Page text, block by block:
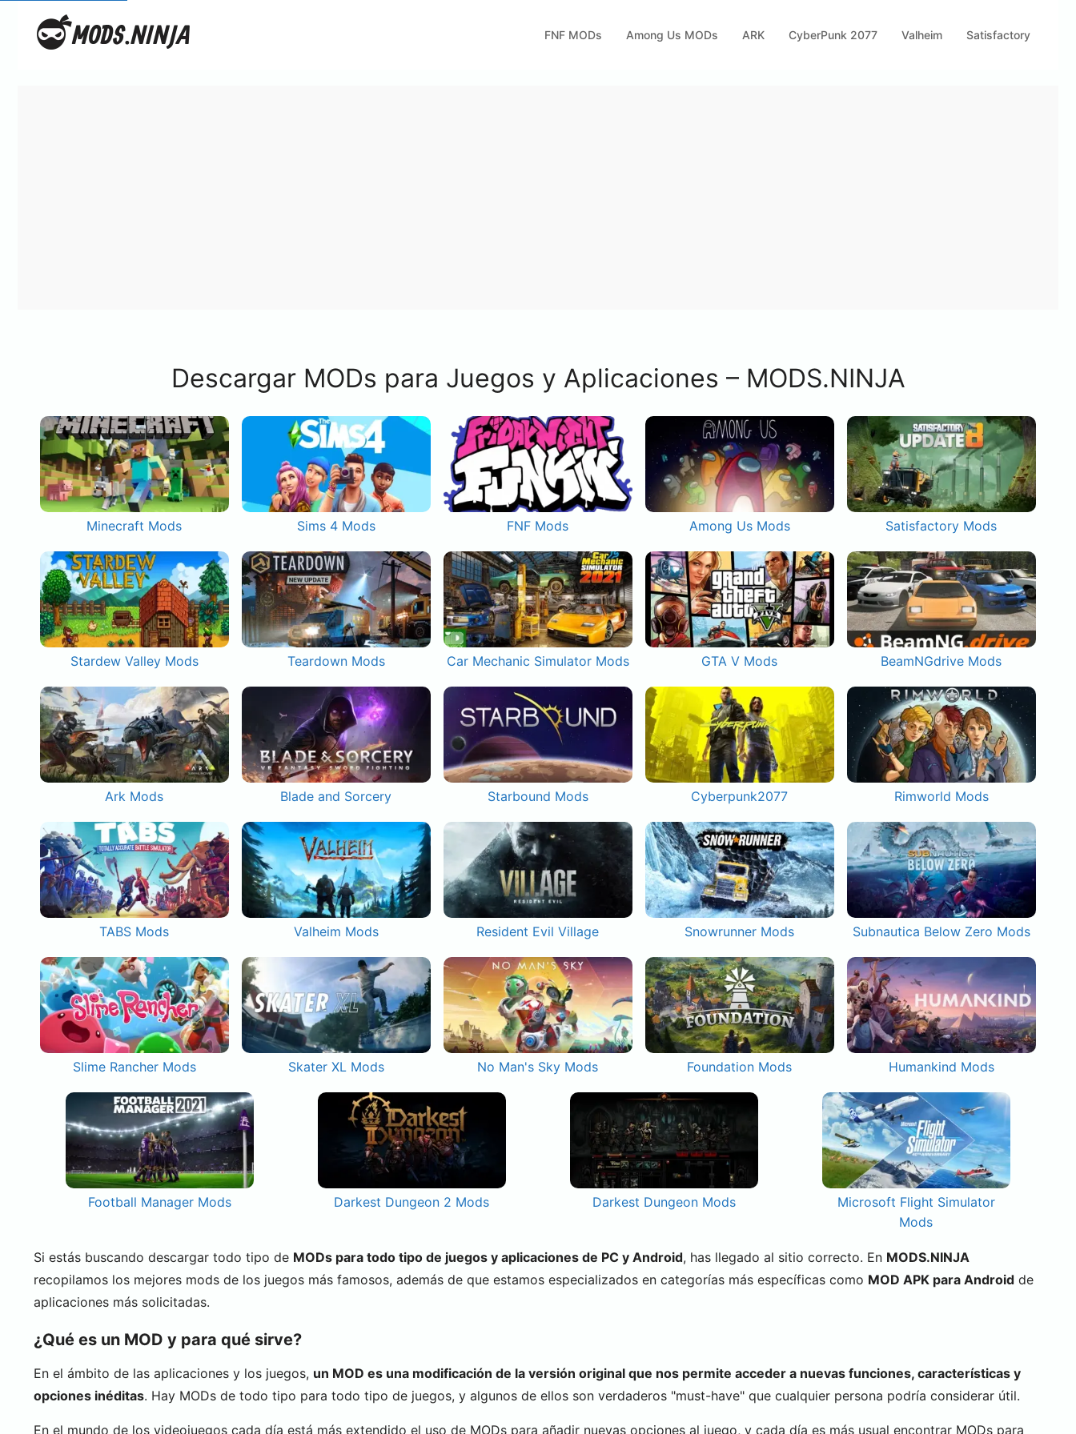
FNF MODs Among Us MODs ARK CyberPunk 2077 Valheim Satisfactory
Descargar MODs para Juegos y Aplicaciones – MODS.NINJA
Minecraft Mods Sims 4 Mods FNF Mods Among Us Mods Satisfactory Mods
Stardew Valley Mods Teardown Mods Car Mechanic Simulator Mods GTA V Mods BeamNGdrive Mods
Ark Mods Blade and Sorcery Starbound Mods Cyberpunk2077 Rimworld Mods
TABS Mods Valheim Mods Resident Evil Village Snowrunner Mods Subnautica Below Zero Mods
Slime Rancher Mods Skater XL Mods No Man's Sky Mods Foundation Mods Humankind Mods
Football Manager Mods Darkest Dungeon 2 Mods Darkest Dungeon Mods
Microsoft Flight Simulator
Mods
Si estás buscando descargar todo tipo de MODs para todo tipo de juegos y aplicaciones de PC y Android, has llegado al sitio correcto. En MODS.NINJA
recopilamos los mejores mods de los juegos más famosos, además de que estamos especializados en categorías más específicas como MOD APK para Android de
aplicaciones más solicitadas.
¿Qué es un MOD y para qué sirve?
En el ámbito de las aplicaciones y los juegos, un MOD es una modificación de la versión original que nos permite acceder a nuevas funciones, características y
opciones inéditas. Hay MODs de todo tipo para todo tipo de juegos, y algunos de ellos son verdaderos "must-have" que cualquier persona podría considerar útil.
En el mundo de los videojuegos cada día está más extendido el uso de MODs para añadir nuevas opciones al juego, y cada día es más usual encontrar MODs para